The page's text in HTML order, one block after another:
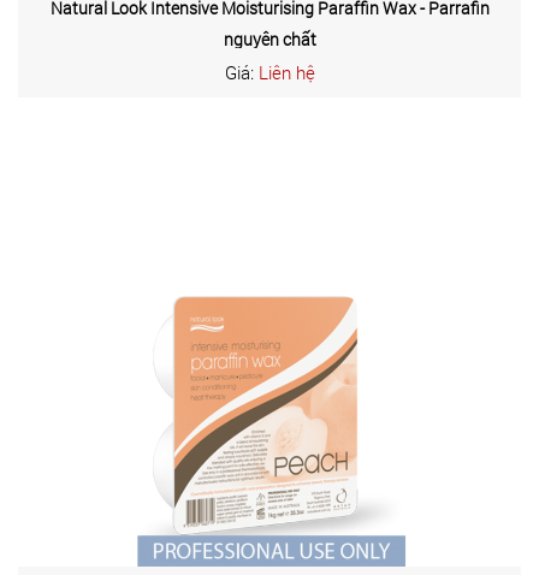
Natural Look Intensive Moisturising Paraffin Wax - Parrafin
nguyên chất
Giá: Liên hệ